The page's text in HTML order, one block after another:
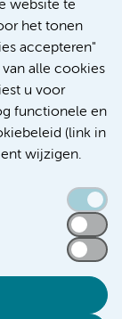
website te
het tonen
accepteren"
alle cookies
u voor
functionele en
(link in
wijzigen.